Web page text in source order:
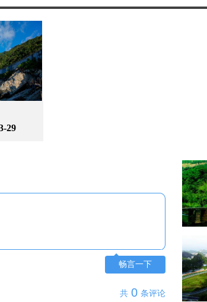
畅言一下
共 0 条评论